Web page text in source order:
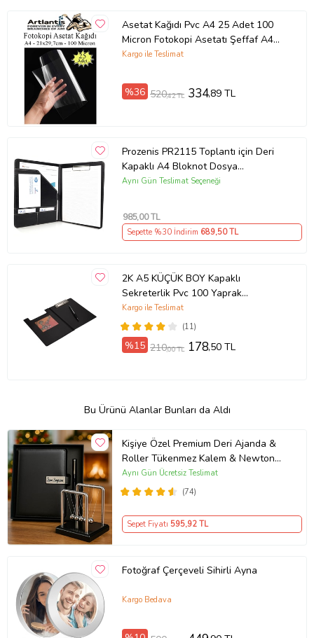
Asetat Kağıdı Pvc A4 25 Adet 100
Micron Fotokopi Asetatı Şeffaf A4
Kağıdı 21x29,7 Projektör Tepegöz
Kargo ile Teslimat
%36 520,42 TL 334,89 TL
Prozenis PR2115 Toplantı için Deri
Kapaklı A4 Bloknot Dosya
Sekreterlik
Aynı Gün Teslimat Seçeneği
985,00 TL
Sepette %30 İndirim 689,50 TL
2K A5 KÜÇÜK BOY Kapaklı
Sekreterlik Pvc 100 Yaprak
Kapasiteli Clip Board 17,5x24 cm
(Siyah) DİKKAT SADECE A5
EVRAKLAR İÇİN UYGUNDUR !!!
(11)
Kargo ile Teslimat
%15 210,00 TL 178,50 TL
Bu Ürünü Alanlar Bunları da Aldı
Kişiye Özel Premium Deri Ajanda &
Roller Tükenmez Kalem & Newton
Denge Topu Yeni İş Ofis Hediyesi
(74)
Aynı Gün Ücretsiz Teslimat
Sepet Fiyatı 595,92 TL
Fotoğraf Çerçeveli Sihirli Ayna
Kargo Bedava